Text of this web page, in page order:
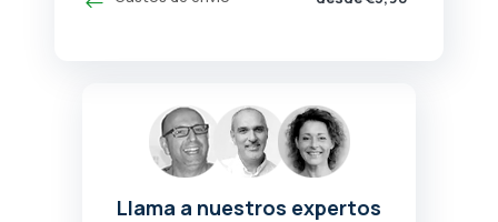
Llama a nuestros expertos